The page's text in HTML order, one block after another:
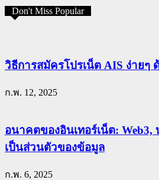
Don't Miss Popular
วิธีการสมัครโปรเน็ต AIS ง่ายๆ
ก.พ. 12, 2025
อนาคตของอินเทอร์เน็ต: Web3,
เป็นส่วนตัวของข้อมูล
ก.พ. 6, 2025